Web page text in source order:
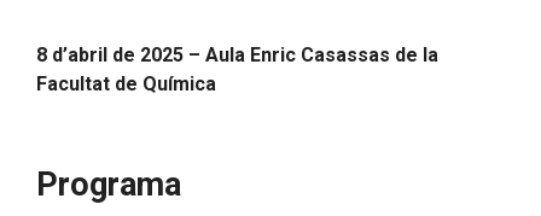
8 d’abril de 2025 – Aula Enric Casassas de la
Facultat de Química
Programa